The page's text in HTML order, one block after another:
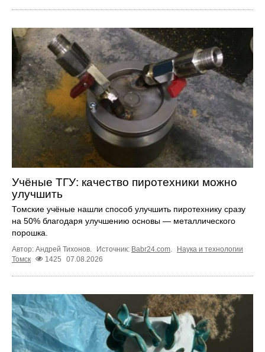
Учёные ТГУ: качество пиротехники можно
улучшить
Томские учёные нашли способ улучшить пиротехнику сразу
на 50% благодаря улучшению основы — металлического
порошка.
Автор: Андрей Тихонов. Источник: Babr24.com
Наука и технологии
Томск
1425 07.08.2026